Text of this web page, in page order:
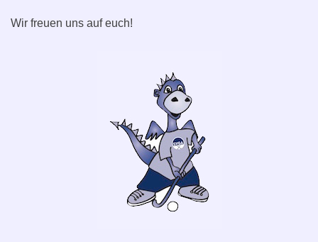
Wir freuen uns auf euch!